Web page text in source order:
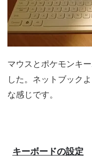
マウスとポケモンキ
した。ネットブック
な感じです。
キーボードの設定